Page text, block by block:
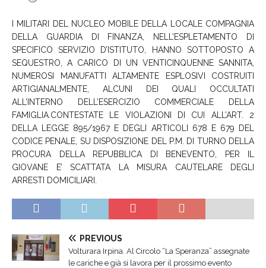
I MILITARI DEL NUCLEO MOBILE DELLA LOCALE COMPAGNIA
DELLA GUARDIA DI FINANZA, NELL’ESPLETAMENTO DI
SPECIFICO SERVIZIO D’ISTITUTO, HANNO SOTTOPOSTO A
SEQUESTRO, A CARICO DI UN VENTICINQUENNE SANNITA,
NUMEROSI MANUFATTI ALTAMENTE ESPLOSIVI COSTRUITI
ARTIGIANALMENTE, ALCUNI DEI QUALI OCCULTATI
ALL’INTERNO DELL’ESERCIZIO COMMERCIALE DELLA
FAMIGLIA.CONTESTATE LE VIOLAZIONI DI CUI ALL’ART. 2
DELLA LEGGE 895/1967 E DEGLI ARTICOLI 678 E 679 DEL
CODICE PENALE, SU DISPOSIZIONE DEL P.M. DI TURNO DELLA
PROCURA DELLA REPUBBLICA DI BENEVENTO, PER IL
GIOVANE E’ SCATTATA LA MISURA CAUTELARE DEGLI
ARRESTI DOMICILIARI.
PREVIOUS
Volturara Irpina. Al Circolo “La Speranza” assegnate
le cariche e già si lavora per il prossimo evento